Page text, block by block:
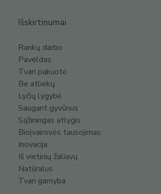
Išskirtinumai
Rankų darbo
Paveldas
Tvari pakuotė
Be atliekų
Lyčių lygybė
Saugant gyvūnus
Sąžiningas atlygis
Bioįvairovės tausojimas
Inovacija
Iš vietinių žaliavų
Natūralus
Tvari gamyba